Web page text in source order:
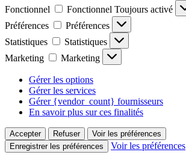
Fonctionnel
Fonctionnel Toujours activé
Préférences
Préférences
Statistiques
Statistiques
Marketing
Marketing
Gérer les options
Gérer les services
Gérer {vendor_count} fournisseurs
En savoir plus sur ces finalités
Accepter Refuser
Voir les préférences
Enregistrer les préférences
Voir les préférences